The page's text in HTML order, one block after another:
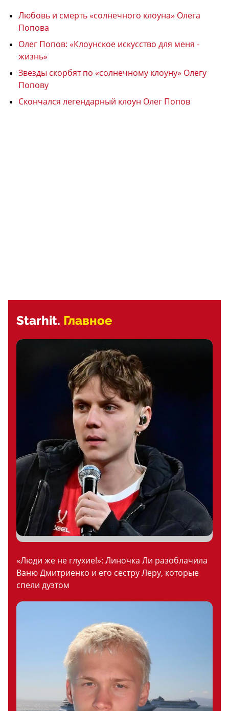
Любовь и смерть «солнечного клоуна» Олега
Попова
Олег Попов: «Клоунское искусство для меня -
жизнь»
Звезды скорбят по «солнечному клоуну» Олегу
Попову
Скончался легендарный клоун Олег Попов
Starhit. Главное
«Люди же не глухие!»: Линочка Ли разоблачила
Ваню Дмитриенко и его сестру Леру, которые
спели дуэтом